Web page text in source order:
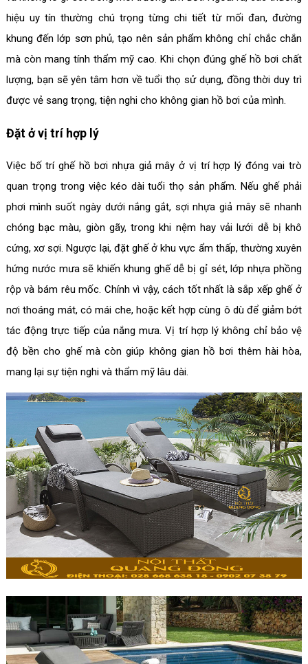
hiệu uy tín thường chú trọng từng chi tiết từ mối đan, đường
khung đến lớp sơn phủ, tạo nên sản phẩm không chỉ chắc chắn
mà còn mang tính thẩm mỹ cao. Khi chọn đúng ghế hồ bơi chất
lượng, bạn sẽ yên tâm hơn về tuổi thọ sử dụng, đồng thời duy trì
được vẻ sang trọng, tiện nghi cho không gian hồ bơi của mình.
Đặt ở vị trí hợp lý
Việc bố trí ghế hồ bơi nhựa giả mây ở vị trí hợp lý đóng vai trò
quan trọng trong việc kéo dài tuổi thọ sản phẩm. Nếu ghế phải
phơi mình suốt ngày dưới nắng gắt, sợi nhựa giả mây sẽ nhanh
chóng bạc màu, giòn gãy, trong khi nệm hay vải lưới dễ bị khô
cứng, xơ sợi. Ngược lại, đặt ghế ở khu vực ẩm thấp, thường xuyên
hứng nước mưa sẽ khiến khung ghế dễ bị gỉ sét, lớp nhựa phồng
rộp và bám rêu mốc. Chính vì vậy, cách tốt nhất là sắp xếp ghế ở
nơi thoáng mát, có mái che, hoặc kết hợp cùng ô dù để giảm bớt
tác động trực tiếp của nắng mưa. Vị trí hợp lý không chỉ bảo vệ
độ bền cho ghế mà còn giúp không gian hồ bơi thêm hài hòa,
mang lại sự tiện nghi và thẩm mỹ lâu dài.